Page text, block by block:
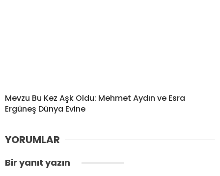
Mevzu Bu Kez Aşk Oldu: Mehmet Aydın ve Esra
Ergüneş Dünya Evine
YORUMLAR
Bir yanıt yazın